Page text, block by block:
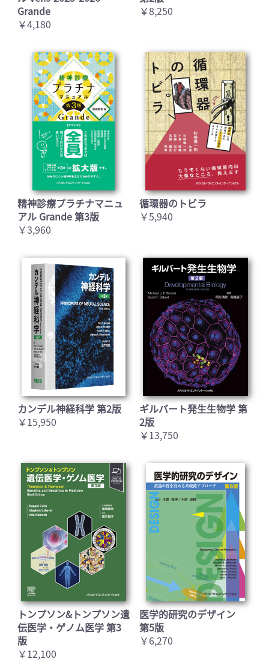
Grande
￥4,180
￥8,250
精神診療プラチナマニュ
アル Grande 第3版
￥3,960
循環器のトビラ
￥5,940
カンデル神経科学 第2版
￥15,950
ギルバート発生生物学 第
2版
￥13,750
トンプソン&トンプソン遺
伝医学・ゲノム医学 第3
版
￥12,100
医学的研究のデザイン
第5版
￥6,270